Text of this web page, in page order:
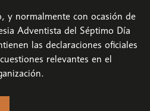
y normalmente con ocasión de
Adventista del Séptimo Día
las declaraciones oficiales
relevantes en el